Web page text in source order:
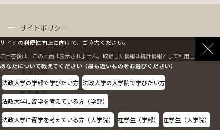
サイトポリシー
情報公開
採用情報
教職員の方へ
サイトの利便性向上に向けて、ご協力ください。
ご回答後は、この画面は表示されません。取得した情報は統計情報として利用します。
あなたについて教えてください（最も近いものをお選びください）
法政大学の学部で学びたい方 法政大学の大学院で学びたい方
法政大学に留学を考えている方（学部）
法政大学に留学を考えている方（大学院） 在学生（学部） 在学生（大学院）